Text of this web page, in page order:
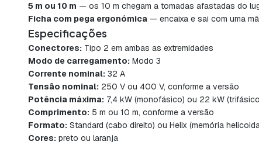
5 m ou 10 m — os 10 m chegam a tomadas afastadas do
Ficha com pega ergonómica — encaixa e sai com uma
Especificações
Conectores: Tipo 2 em ambas as extremidades
Modo de carregamento: Modo 3
Corrente nominal: 32 A
Tensão nominal: 250 V ou 400 V, conforme a versão
Potência máxima: 7,4 kW (monofásico) ou 22 kW
Comprimento: 5 m ou 10 m, conforme a versão
Formato: Standard (cabo direito) ou Helix (memória
Cores: preto ou laranja